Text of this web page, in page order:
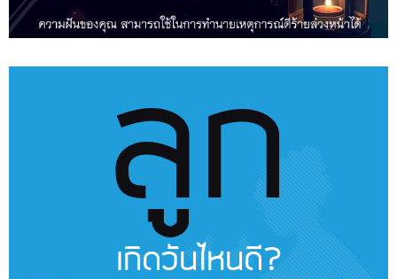
ลูก
เกิดวันไหนดี?